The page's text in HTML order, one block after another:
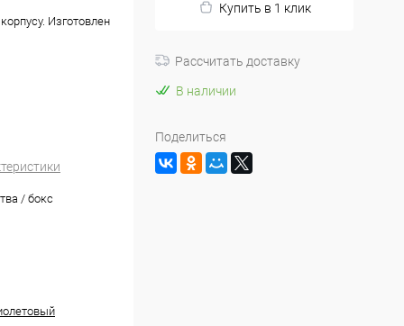
Изготовлен
/ бокс
Купить в 1 клик
Рассчитать доставку
В наличии
Поделиться